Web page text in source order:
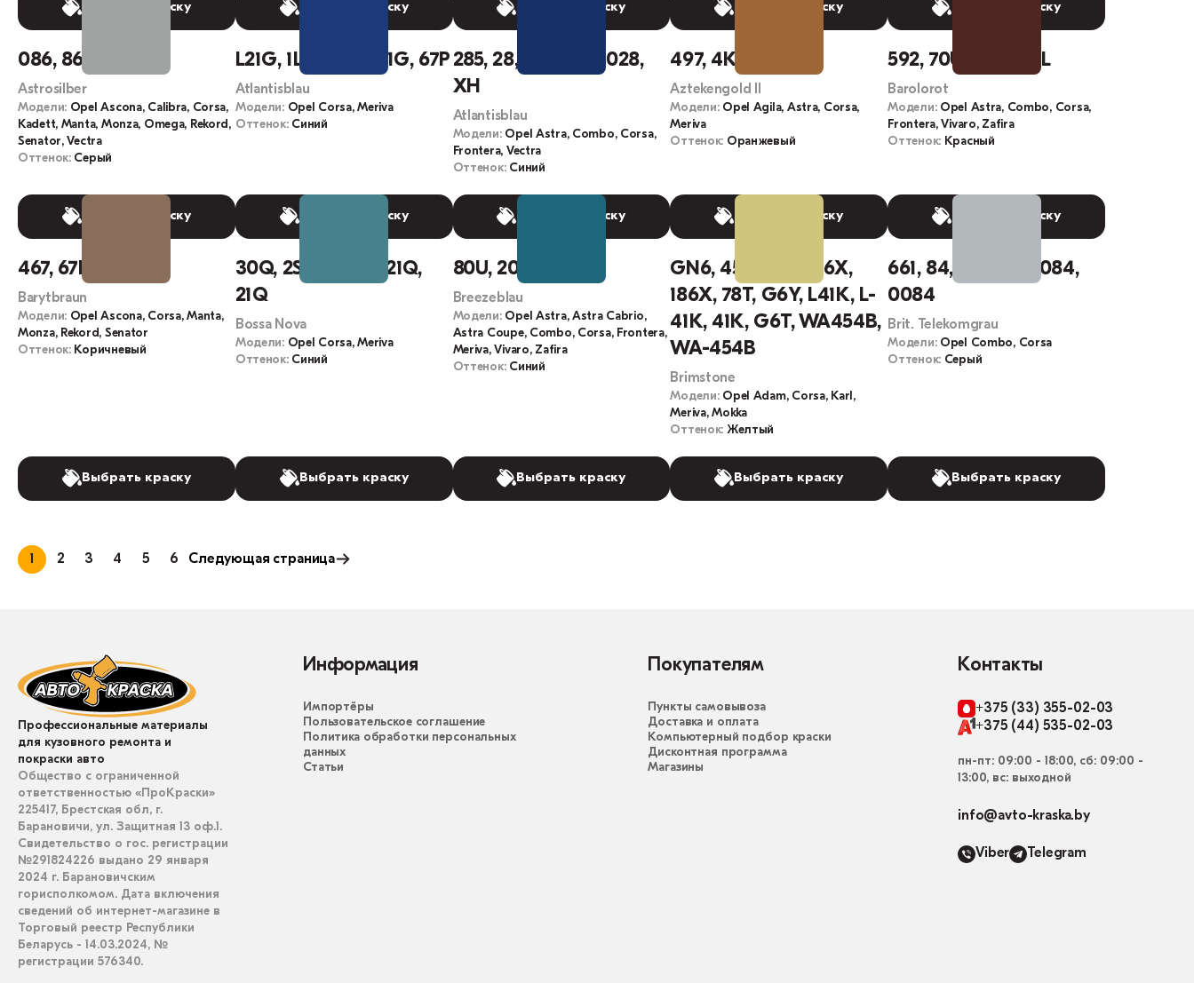
Выбрать краску Выбрать краску Выбрать краску Выбрать краску Выбрать краску
086, 86, 86L, 128
Astrosilber
Модели: Opel Ascona, Calibra, Corsa,
Kadett, Manta, Monza, Omega, Rekord,
Senator, Vectra
Оттенок: Серый
Выбрать краску
L21G, 1LU, 644F, 21G, 67P
Atlantisblau
Модели: Opel Corsa, Meriva
Оттенок: Синий
Выбрать краску
285, 28, 28L, 28U, 028,
XH
Atlantisblau
Модели: Opel Astra, Combo, Corsa,
Frontera, Vectra
Оттенок: Синий
Выбрать краску
497, 4KU, 40E
Aztekengold II
Модели: Opel Agila, Astra, Corsa,
Meriva
Оттенок: Оранжевый
Выбрать краску
592, 70U, 44H, 99L
Barolorot
Модели: Opel Astra, Combo, Corsa,
Frontera, Vivaro, Zafira
Оттенок: Красный
Выбрать краску
467, 67L
Barytbraun
Модели: Opel Ascona, Corsa, Manta,
Monza, Rekord, Senator
Оттенок: Коричневый
Выбрать краску
30Q, 2SU, 284L, L21Q,
21Q
Bossa Nova
Модели: Opel Corsa, Meriva
Оттенок: Синий
Выбрать краску
80U, 20N, 04L
Breezeblau
Модели: Opel Astra, Astra Cabrio,
Astra Coupe, Combo, Corsa, Frontera,
Meriva, Vivaro, Zafira
Оттенок: Синий
Выбрать краску
GN6, 454B, WA186X,
186X, 78T, G6Y, L41K, L-
41K, 41K, G6T, WA454B,
WA-454B
Brimstone
Модели: Opel Adam, Corsa, Karl,
Meriva, Mokka
Оттенок: Желтый
Выбрать краску
661, 84, 91U, 84L, 084,
0084
Brit. Telekomgrau
Модели: Opel Combo, Corsa
Оттенок: Серый
Выбрать краску
1 2 3 4 5 6 Следующая страница
Профессиональные материалы
для кузовного ремонта и
покраски авто
Общество с ограниченной
ответственностью «ПроКраски»
225417, Брестская обл, г.
Барановичи, ул. Защитная 13 оф.1.
Свидетельство о гос. регистрации
№291824226 выдано 29 января
2024 г. Барановичским
горисполкомом. Дата включения
сведений об интернет-магазине в
Торговый реестр Республики
Беларусь - 14.03.2024, №
регистрации 576340.
Информация
Импортёры
Пользовательское соглашение
Политика обработки персональных
данных
Статьи
Покупателям
Пункты самовывоза
Доставка и оплата
Компьютерный подбор краски
Дисконтная программа
Магазины
Контакты
+375 (33) 355-02-03
+375 (44) 535-02-03
пн-пт: 09:00 - 18:00, сб: 09:00 -
13:00, вс: выходной
info@avto-kraska.by
Viber Telegram